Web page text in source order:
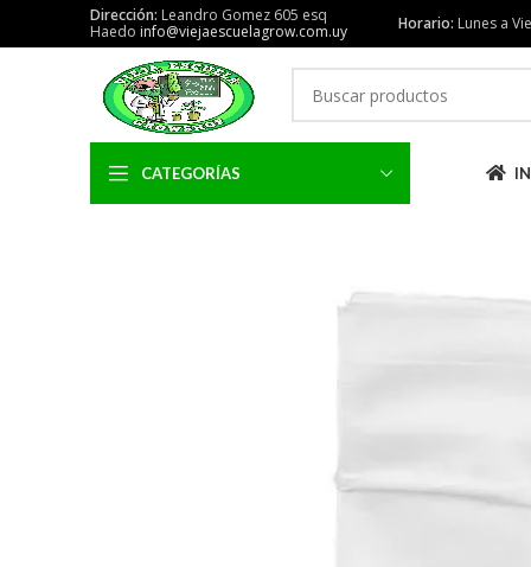
Dirección: Leandro Gomez 605 esq
Haedo info@viejaescuelagrow.com.uy Horario: Lunes a
CATEGORÍAS